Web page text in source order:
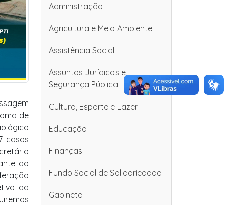
de
casos
do
da
Administração
Agricultura e Meio Ambiente
Assistência Social
Assuntos Jurídicos e
Segurança Pública
Cultura, Esporte e Lazer
Educação
Finanças
Fundo Social de Solidariedade
Gabinete